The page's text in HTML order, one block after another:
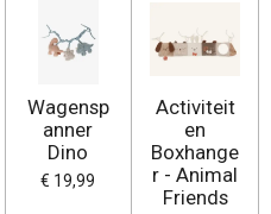
Wagensp
anner
Dino
€ 19,99
Activiteit
en
Boxhange
r - Animal
Friends